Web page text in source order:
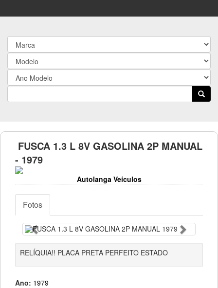
FUSCA 1.3 L 8V GASOLINA 2P MANUAL
- 1979
Autolanga Veículos
Fotos
Anterior Próximo
RELÍQUIA!! PLACA PRETA PERFEITO ESTADO
Ano: 1979